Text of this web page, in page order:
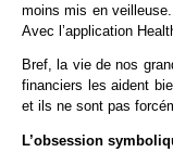
moins mis en
Avec l’application
Bref, la vie de nos
financiers les aident
et ils ne sont pas
L’obsession